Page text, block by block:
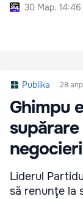
30 Мар. 14:46
Publika 28
Ghimpu
supărare
negocieri
Liderul
să renunţe la